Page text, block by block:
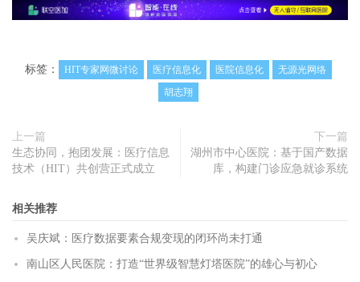
标签： HIT专家网微讨论 医疗信息化 医院信息化
无源光网络
胡志翔
上一篇
生态协同，抱团发展：医疗信息
技术（HIT）共创营正式成立
下一篇
湖州市中心医院：基于国产数据
库，构建门诊应急就诊系统
相关推荐
吴庆斌：医疗数据要素合规变现的闭环尚未打通
南山区人民医院：打造“世界级智慧灯塔医院”的雄心与初心